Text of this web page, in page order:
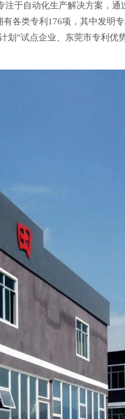
于自动化生产解决方案，通
各类专利176项，其中发明
划”试点企业、东莞市专利优